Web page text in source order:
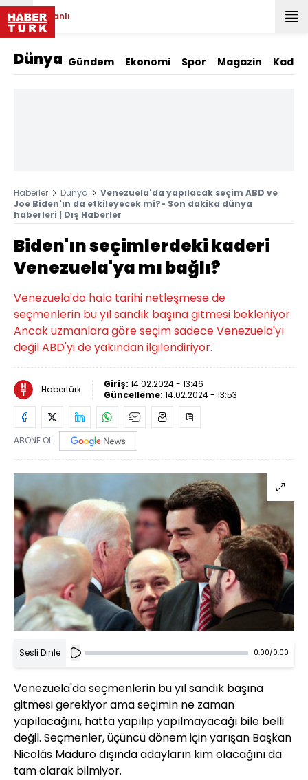
Canlı
Dünya Gündem Ekonomi Spor Magazin Kadın
Haberler Dünya
Venezuela'da yapılacak seçim ABD ve
Joe Biden'ın da etkileyecek mi?- Son dakika dünya
haberleri | Dış Haberler
Biden'ın seçimlerdeki kaderi
Venezuela'ya mı bağlı?
Venezuela'da hala tarihi netleşmese de
seçmenlerin bu yıl sandık başına gitmesi bekleniyor.
Ancak uzmanlara göre seçim sadece Venezuela'yı
değil ABD'yi de yakından ilgilendiriyor.
Habertürk Giriş: 14.02.2024 - 13:46
Güncelleme: 14.02.2024 - 13:53
ABONE OL
Sesli Dinle 0:00/0:00
Venezuela'da seçmenlerin bu yıl sandık başına
gitmesi gerekiyor ama seçimin ne zaman
yapılacağını, hatta yapılıp yapılmayacağı bile belli
değil. Seçmenler, üçüncü dönem için yarışan Başkan
Nicolás Maduro dışında adayların kim olacağını da
tam olarak bilmiyor.